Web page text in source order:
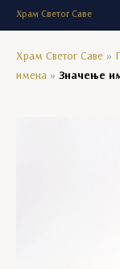
Храм Светог Саве
Храм Светог Саве »
имена » Значење